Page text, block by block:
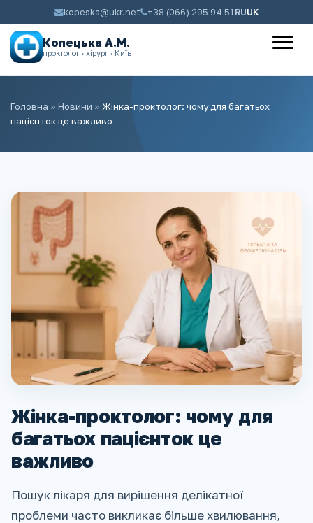
kopeska@ukr.net +38 (066) 295 94 51RUUK
Копецька А.М.
проктолог · хірург · Київ
Головна » Новини » Жінка-проктолог: чому для багатьох
пацієнток це важливо
Жінка-проктолог: чому для
багатьох пацієнток це
важливо
Пошук лікаря для вирішення делікатної
проблеми часто викликає більше хвилювання,